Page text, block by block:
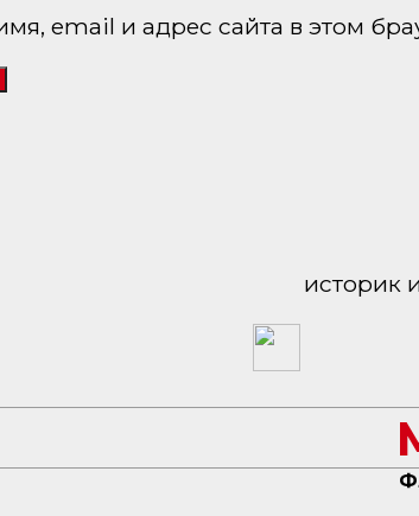
email и адрес сайта в этом
историк